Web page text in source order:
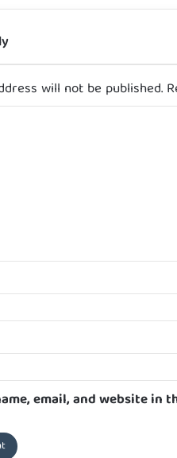
will not be published.
email, and website